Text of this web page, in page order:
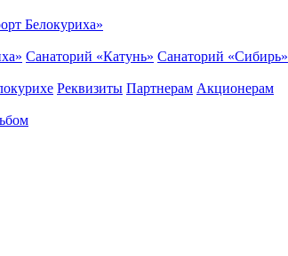
Белокуриха»
Санаторий «Катунь» Санаторий «Сибирь»
Реквизиты Партнерам Акционерам